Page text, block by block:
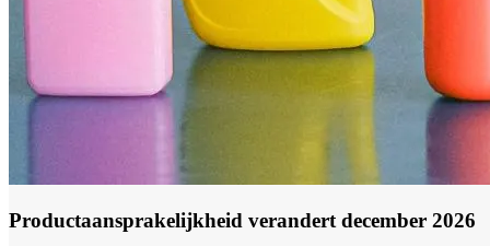
Productaansprakelijkheid verandert december 2026